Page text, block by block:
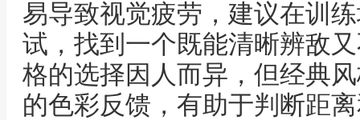
易导致视觉疲劳，建议在训
试，找到一个既能清晰辨敌
格的选择因人而异，但经典
的色彩反馈，有助于判断距